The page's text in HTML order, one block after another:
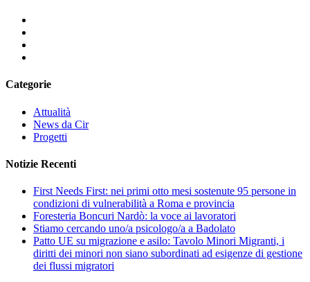
Categorie
Attualità
News da Cir
Progetti
Notizie Recenti
First Needs First: nei primi otto mesi sostenute 95 persone in
condizioni di vulnerabilità a Roma e provincia
Foresteria Boncuri Nardò: la voce ai lavoratori
Stiamo cercando uno/a psicologo/a a Badolato
Patto UE su migrazione e asilo: Tavolo Minori Migranti, i
diritti dei minori non siano subordinati ad esigenze di gestione
dei flussi migratori